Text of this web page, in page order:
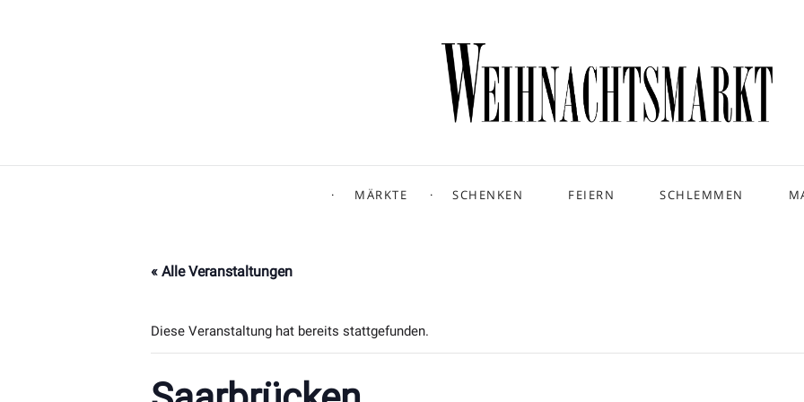
MÄRKTE SCHENKEN FEIERN SCHLEMMEN
« Alle Veranstaltungen
Diese Veranstaltung hat bereits stattgefunden.